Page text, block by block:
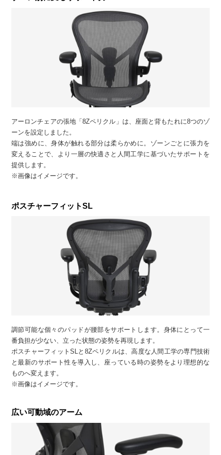
アーロンチェアの張地「8Zペリクル」は、座面と背もたれに8つのゾ
ーンを設定しました。
端は強めに、身体が触れる部分は柔らかめに。ゾーンごとに張力を
変えることで、より一層の快適さと人間工学に基づいたサポートを
提供します。
※画像はイメージです。
ポスチャーフィットSL
調節可能な個々のパッドが腰部をサポートします。身体にとって一
番負担が少ない、立った状態の姿勢を再現します。
ポスチャーフィットSLと8Zペリクルは、高度な人間工学の専門技術
と最新のサポート性を導入し、座っている時の姿勢をより理想的な
ものへ変えます。
※画像はイメージです。
広い可動域のアーム